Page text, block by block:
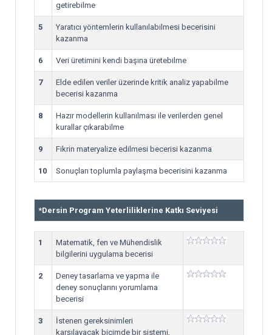
getirebilme
5
Yaratıcı yöntemlerin kullanılabilmesi becerisini
kazanma
6 Veri üretimini kendi başına üretebilme
7
Elde edilen veriler üzerinde kritik analiz yapabilme
becerisi kazanma
8
Hazır modellerin kullanılması ile verilerden genel
kurallar çıkarabilme
9 Fikrin materyalize edilmesi becerisi kazanma
10 Sonuçları toplumla paylaşma becerisini kazanma
*Dersin Program Yeterliliklerine Katkı Seviyesi
1
Matematik, fen ve Mühendislik
bilgilerini uygulama becerisi
2
Deney tasarlama ve yapma ile
deney sonuçlarını yorumlama
becerisi
3
İstenen gereksinimleri
karşılayacak biçimde bir sistemi,